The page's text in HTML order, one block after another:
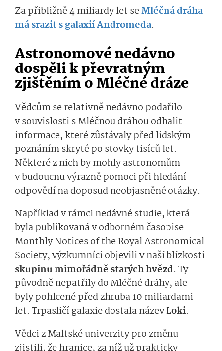
Za přibližně 4 miliardy let seMléčná dráha
má srazit s galaxií Andromeda.
Astronomové nedávno
dospěli k převratným
zjištěním o Mléčné dráze
Vědcům se relativně nedávno podařilo
v souvislosti s Mléčnou dráhou odhalit
informace, které zůstávaly před lidským
poznáním skryté po stovky tisíců let.
Některé z nich by mohly astronomům
v budoucnu výrazně pomoci při hledání
odpovědí na doposud neobjasněné otázky.
Například v rámci nedávné studie, která
byla publikovaná v odborném časopise
Monthly Notices of the Royal Astronomical
Society, výzkumníci objevili v naší blízkosti
skupinu mimořádně starých hvězd. Ty
původně nepatřily do Mléčné dráhy, ale
byly pohlcené před zhruba 10 miliardami
let. Trpasličí galaxie dostala názevLoki.
Vědci z Maltské univerzity pro změnu
zjistili, že hranice, za níž už prakticky